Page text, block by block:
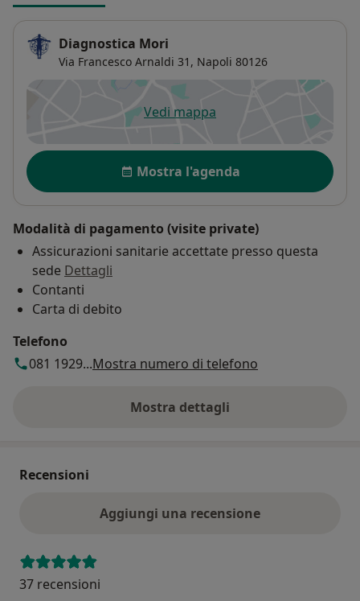
Diagnostica Mori
Via Francesco Arnaldi 31, Napoli 80126
Vedi mappasi apre in una nuova scheda
Disponibilità
Mostra l'agenda
Modalità di pagamento (visite private)
Assicurazioni sanitarie accettate presso questa
sede Dettagli
Contanti
Carta di debito
Telefono
081 1929...Mostra numero di telefono
Mostra dettagli
sull'indirizzo
Recensioni
Aggiungi una recensione
37 recensioni